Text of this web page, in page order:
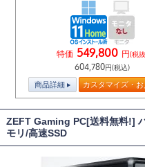
特価 549,800 円(税
604,780円(税込)
商品詳細 カスタマイズ・
ZEFT Gaming PC[送料無料!]
モリ/高速SSD